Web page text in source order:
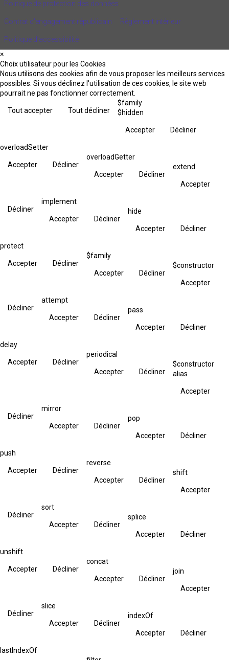
Politique de protection des données
Contrat d'engagement républicain Règlement intérieur
Politique d’accessibilité
×
Choix utilisateur pour les Cookies
Nous utilisons des cookies afin de vous proposer les meilleurs services
possibles. Si vous déclinez l'utilisation de ces cookies, le site web
pourrait ne pas fonctionner correctement.
Tout accepter Tout décliner
$family
$hidden
Accepter Décliner
overloadSetter
Accepter Décliner
overloadGetter
Accepter Décliner
extend
Accepter
Décliner
implement
Accepter Décliner
hide
Accepter Décliner
protect
Accepter Décliner
$family
Accepter Décliner
$constructor
Accepter
Décliner
attempt
Accepter Décliner
pass
Accepter Décliner
delay
Accepter Décliner
periodical
Accepter Décliner
$constructor
alias
Accepter
Décliner
mirror
Accepter Décliner
pop
Accepter Décliner
push
Accepter Décliner
reverse
Accepter Décliner
shift
Accepter
Décliner
sort
Accepter Décliner
splice
Accepter Décliner
unshift
Accepter Décliner
concat
Accepter Décliner
join
Accepter
Décliner
slice
Accepter Décliner
indexOf
Accepter Décliner
lastIndexOf